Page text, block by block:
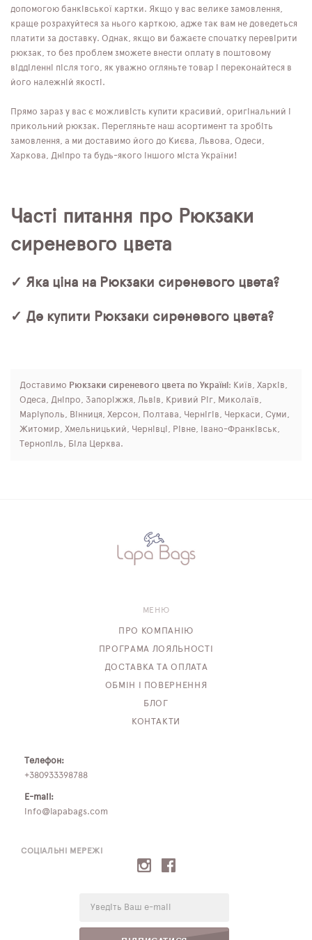
допомогою банківської картки. Якщо у вас велике замовлення,
краще розрахуйтеся за нього карткою, адже так вам не доведеться
платити за доставку. Однак, якщо ви бажаєте спочатку перевірити
рюкзак, то без проблем зможете внести оплату в поштовому
відділенні після того, як уважно огляньте товар і переконайтеся в
його належній якості.
Прямо зараз у вас є можливість купити красивий, оригінальний і
прикольний рюкзак. Перегляньте наш асортимент та зробіть
замовлення, а ми доставимо його до Києва, Львова, Одеси,
Харкова, Дніпро та будь-якого іншого міста України!
Часті питання про Рюкзаки
сиреневого цвета
✓ Яка ціна на Рюкзаки сиреневого цвета?
✓ Де купити Рюкзаки сиреневого цвета?
Доставимо Рюкзаки сиреневого цвета по Україні : Київ, Харків,
Одеса, Дніпро, Запоріжжя, Львів, Кривий Ріг, Миколаїв,
Маріуполь, Вінниця, Херсон, Полтава, Чернігів, Черкаси, Суми,
Житомир, Хмельницький, Чернівці, Рівне, Івано-Франківськ,
Тернопіль, Біла Церква.
СОЦІАЛЬНІ МЕРЕЖІ
МЕНЮ
ПРО КОМПАНІЮ
ПРОГРАМА ЛОЯЛЬНОСТІ
ДОСТАВКА ТА ОПЛАТА
ОБМІН І ПОВЕРНЕННЯ
БЛОГ
КОНТАКТИ
Телефон:
+380933398788
E-mail:
info@lapabags.com